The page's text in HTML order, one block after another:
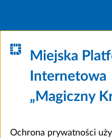
Miejska
Internetowa
„Magiczny
Ochrona prywatności